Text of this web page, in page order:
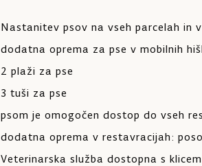
Nastanitev psov na vseh parcelah in
dodatna oprema za pse v mobilnih
2 plaži za pse
3 tuši za pse
psom je omogočen dostop do vseh
dodatna oprema v restavracijah:
Veterinarska služba dostopna s